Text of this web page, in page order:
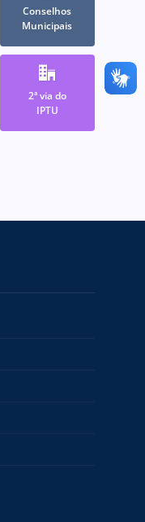
Conselhos
Municipais
2ª via do
IPTU